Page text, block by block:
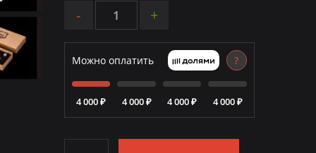
- +
Можно оплатить ?
4 000 ₽ 4 000 ₽ 4 000 ₽ 4 000 ₽